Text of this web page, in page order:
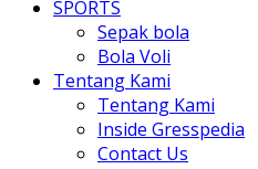
SPORTS
Sepak bola
Bola Voli
Tentang Kami
Tentang Kami
Inside Gresspedia
Contact Us